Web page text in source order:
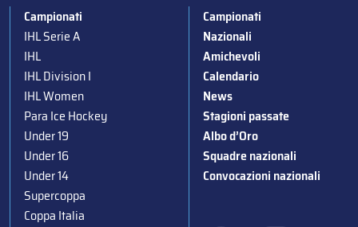
Campionati
IHL Serie A
IHL
IHL Division I
IHL Women
Para Ice Hockey
Under 19
Under 16
Under 14
Supercoppa
Coppa Italia
Campionati
Nazionali
Amichevoli
Calendario
News
Stagioni passate
Albo d’Oro
Squadre nazionali
Convocazioni nazionali